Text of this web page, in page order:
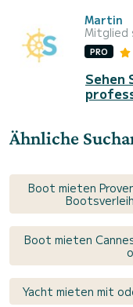
Martin
Mitglied
PRO
Sehen
Ähnliche
Boot mieten
Boot mieten
Yacht mieten mit